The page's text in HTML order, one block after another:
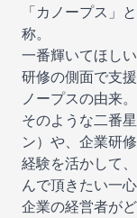
「カノープス」
称。
一番輝いてほし
研修の側面で支
ノープスの由来。
そのような二番
ン）や、企業研
経験を活かして
んで頂きたい一
企業の経営者が